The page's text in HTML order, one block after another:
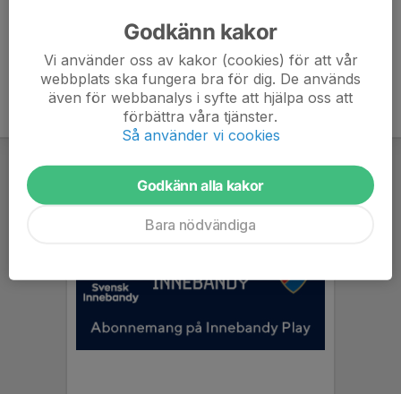
Godkänn kakor
Vi använder oss av kakor (cookies) för att vår
webbplats ska fungera bra för dig. De används
även för webbanalys i syfte att hjälpa oss att
förbättra våra tjänster.
Så använder vi cookies
Godkänn alla kakor
Bara nödvändiga